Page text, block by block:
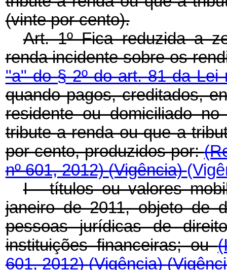
(vinte por cento).
Art. 1º Fica reduzida a
renda incidente sobre os
"a" do § 2º do art. 81 da Lei
quando pagos, creditados,
residente ou domiciliado
tribute a renda ou que a
por cento, produzidos por:
nº 601, 2012)(Vigência)
I - títulos ou valores
janeiro de 2011, objeto de
pessoas jurídicas de
instituições financeiras; ou
601, 2012)(Vigência)